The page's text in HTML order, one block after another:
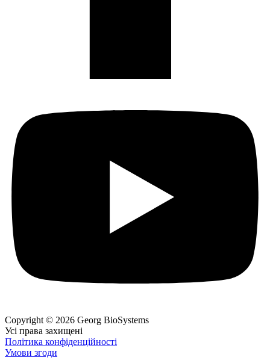
Copyright © 2026 Georg BioSystems
Усі права захищені
Політика конфіденційності
Умови згоди